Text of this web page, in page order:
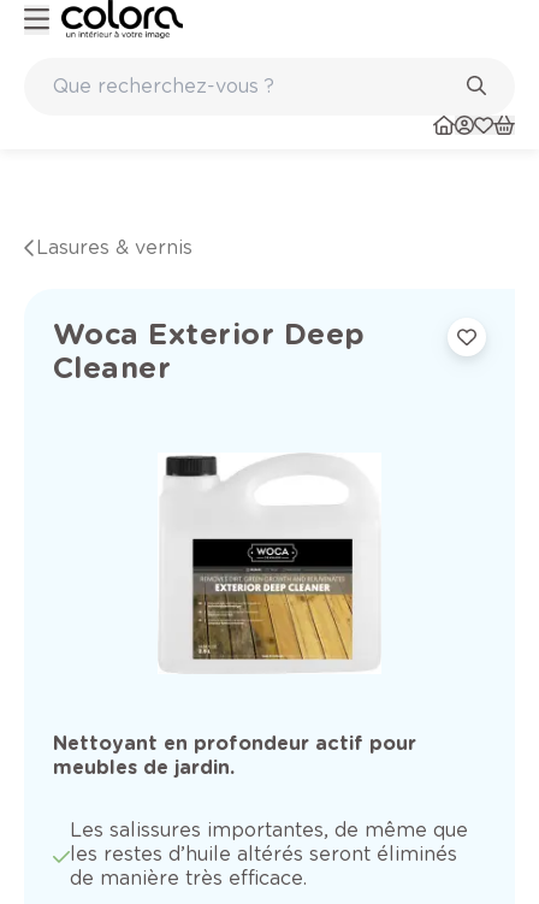
Lasures & vernis
Woca Exterior Deep
Cleaner
Nettoyant en profondeur actif pour
meubles de jardin.
Les salissures importantes, de même que
les restes d’huile altérés seront éliminés
de manière très efficace.